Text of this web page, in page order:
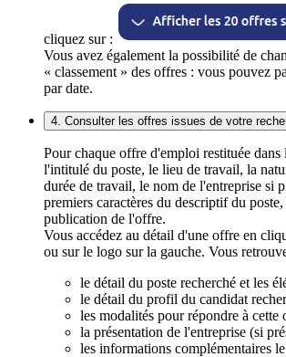
cliquez sur :
Vous avez également la possibilité de
« classement » des offres : vous pouvez
par date.
4. Consulter les offres issues de votre
Pour chaque offre d'emploi restituée dans
l'intitulé du poste, le lieu de travail, la
durée de travail, le nom de l'entreprise si
premiers caractères du descriptif du
publication de l'offre.
Vous accédez au détail d'une offre en
ou sur le logo sur la gauche. Vous
le détail du poste recherché et les
le détail du profil du candidat
les modalités pour répondre à cette
la présentation de l'entreprise (si
les informations complémentaires